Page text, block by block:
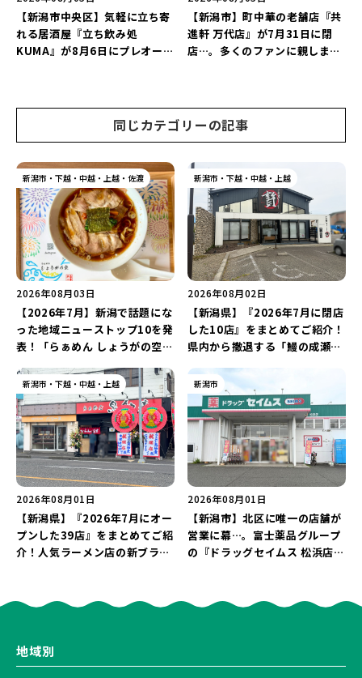
【新潟市中央区】気軽に立ち寄
れる居酒屋『立ち飲み処
KUMA』が8月6日にプレオープ
【新潟市】町中華の老舗店『共
進軒 万代店』が7月31日に閉
店…。多くのファンに親しまれ
同じカテゴリーの記事
新潟市・下越・中越・上越・佐渡
2026年08月03日
【2026年7月】新潟で話題にな
った地域ニューストップ10を発
表！「らぁめん しょうがの空」
閉店の注目記事をランキングで
ご紹介♪
新潟市・下越・中越・上越
2026年08月02日
【新潟県】『2026年7月に閉店
した10店』をまとめてご紹介！
県内から撤退する「鰻の成瀬」
店」が営業に幕…。
新潟市・下越・中越・上越
2026年08月01日
【新潟県】『2026年7月にオー
プンした39店』をまとめてご紹
介！人気ラーメン店の新ブラン
くさん♪
新潟市
2026年08月01日
【新潟市】北区に唯一の店舗が
営業に幕…。富士薬品グループ
の『ドラッグセイムス 松浜店』
地域別